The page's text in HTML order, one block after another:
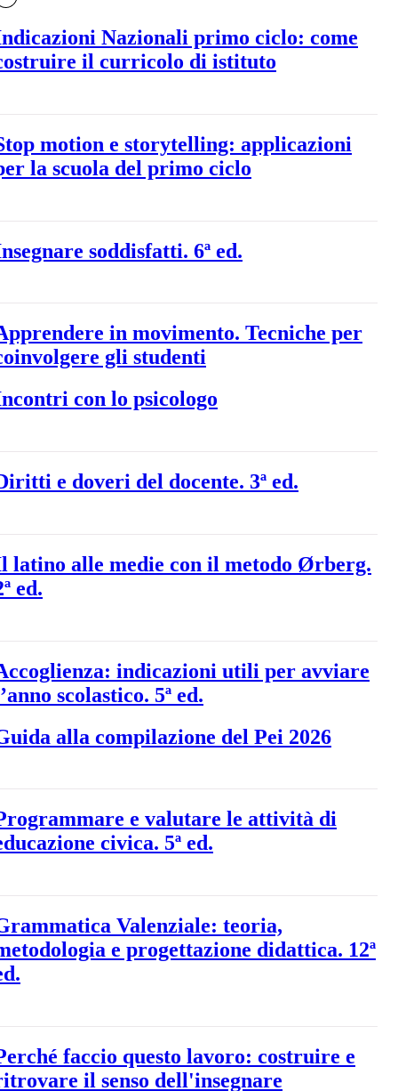
Nazionali primo ciclo: come
il curricolo di istituto
motion e storytelling: applicazioni
la scuola del primo ciclo
soddisfatti. 6ª ed.
in movimento. Tecniche per
gli studenti
con lo psicologo
e doveri del docente. 3ª ed.
latino alle medie con il metodo Ørberg.
ed.
indicazioni utili per avviare
scolastico. 5ª ed.
alla compilazione del Pei 2026
e valutare le attività di
civica. 5ª ed.
Valenziale: teoria,
e progettazione didattica. 12ª
faccio questo lavoro: costruire e
il senso dell'insegnare